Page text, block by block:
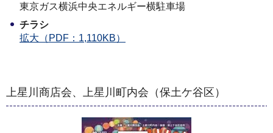
東京ガス横浜中央エネルギー横駐車場
チラシ
拡大（PDF：1,110KB）
上星川商店会、上星川町内会（保土ケ谷区）